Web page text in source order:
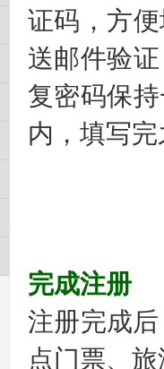
证码，方
送邮件验
复密码保
内，填写
完成注册
注册完成
点门票、